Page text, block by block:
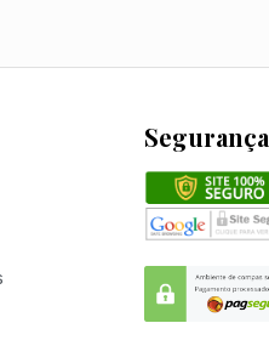
Segurança